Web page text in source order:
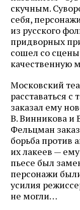
скучным.
себя,
из русского
придворных
сошел со
качественную
Московский
расставаться
заказал ему
В. Винникова и
Фельцман
борьба против
их лакеев —
пьесе был
персонажи
усилия
не могли…